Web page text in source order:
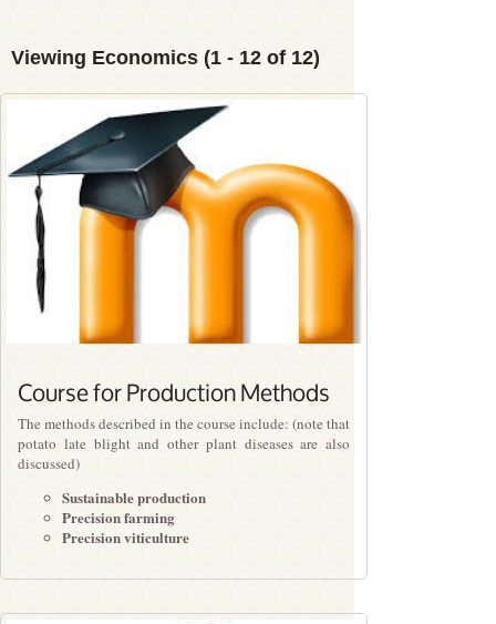
Viewing Economics (1 - 12 of 12)
Course for Production Methods
The methods described in the course include: (note that
potato late blight and other plant diseases are also
discussed)
Sustainable production
Precision farming
Precision viticulture